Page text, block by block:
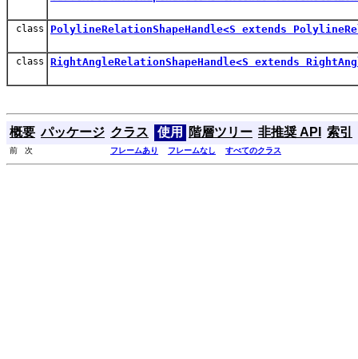
class PolylineRelationShapeHandle<S extends
class RightAngleRelationShapeHandle<S extends
概要 パッケージ クラス 使用 階層ツリー 非推奨 API 索引
前 次 フレームあり フレームなし すべてのクラス